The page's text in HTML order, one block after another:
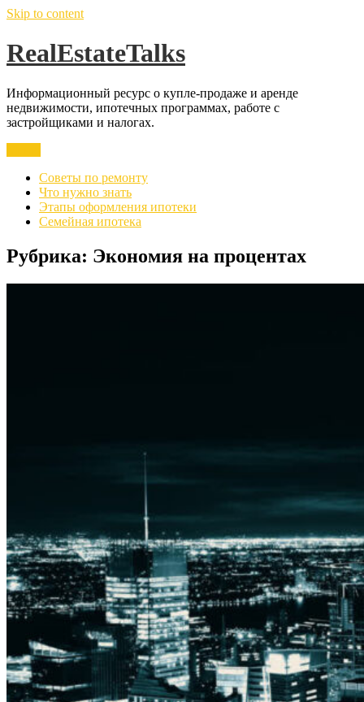
Skip to content
RealEstateTalks
Информационный ресурс о купле-продаже и аренде
недвижимости, ипотечных программах, работе с
застройщиками и налогах.
Советы по ремонту
Что нужно знать
Этапы оформления ипотеки
Семейная ипотека
Рубрика: Экономия на процентах